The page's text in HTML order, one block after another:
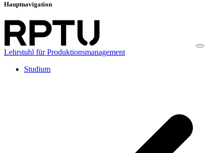
Hauptnavigation
Lehrstuhl für Produktionsmanagement
Studium